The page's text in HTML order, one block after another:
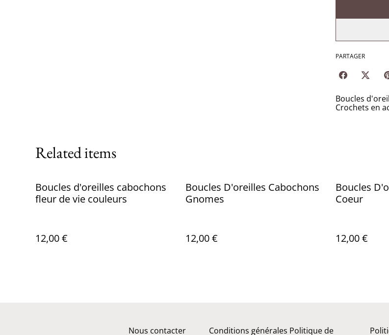
PARTAGER
Boucles
Crochets en
Related items
Boucles d'oreilles cabochons
fleur de vie couleurs
12,00 €
Boucles D'oreilles Cabochons
Gnomes
12,00 €
Boucles
Coeur
12,00 €
Nous contacter Conditions générales Politique de